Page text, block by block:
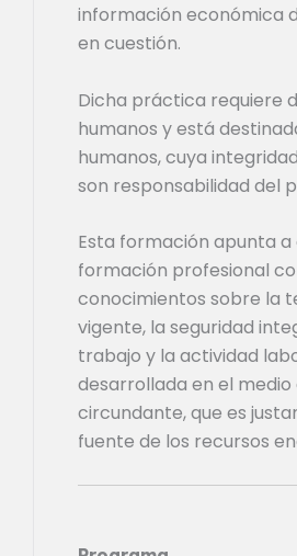
información económica
en cuestión.
Dicha práctica requiere
humanos y está
humanos, cuya
son responsabilidad del
Esta formación apunta
formación profesional
conocimientos sobre la
vigente, la seguridad
trabajo y la actividad
desarrollada en el
circundante, que es
fuente de los recursos